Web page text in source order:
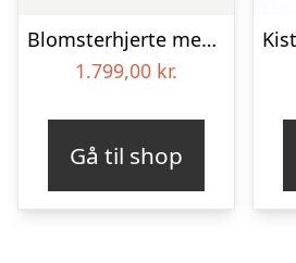
Blomsterhjerte med bånd i klassisk stil – creme
1.799,00 kr.
Gå til shop